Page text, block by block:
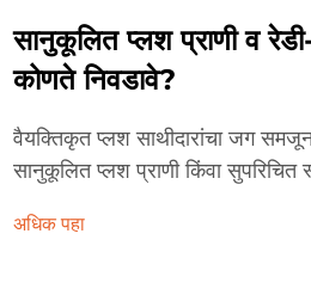
सानुकूलित प्लश प्राणी व
कोणते निवडावे?
वैयक्तिकृत प्लश साथीदारांचा जग
सानुकूलित प्लश प्राणी किंवा
नसून, आठवणी निर्माण करणे,
अधिक पहा